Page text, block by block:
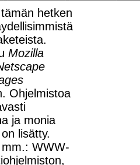
hetken
Mozilla
Ohjelmistoa
ja monia
lisätty.
WWW-